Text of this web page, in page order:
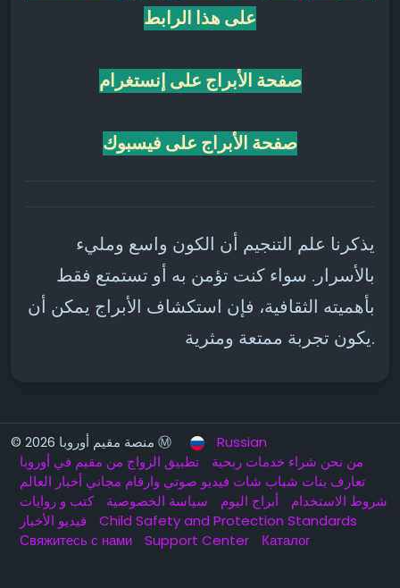
على هذا الرابط
صفحة الأبراج على إنستغرام
صفحة الأبراج على فيسبوك
يذكرنا علم التنجيم أن الكون واسع ومليء
بالأسرار. سواء كنت تؤمن به أو تستمتع فقط
بأهميته الثقافية، فإن استكشاف الأبراج يمكن أن
يكون تجربة ممتعة ومثرية.
© 2026 منصة مقيم أوروبا Ⓜ️
Russian
من نحن شراء خدمات ربحية
تطبيق الزواج من مقيم في أوروبا
تعارف بنات شباب شات فيديو صوتي وارقام مجاني أخبار العالم
شروط الاستخدام
أبراج اليوم سياسة الخصوصية
كتب و روايات
Child Safety and Protection Standards
Свяжитесь с нами
Support Center Каталог